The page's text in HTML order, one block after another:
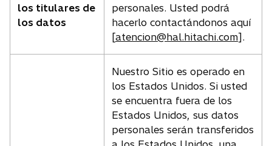
los titulares de
los datos
personales. Usted podrá
hacerlo contactándonos aquí
[atencion@hal.hitachi.com].
Nuestro Sitio es operado en
los Estados Unidos. Si usted
se encuentra fuera de los
Estados Unidos, sus datos
personales serán transferidos